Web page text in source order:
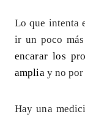
Lo que intenta
ir un poco
encarar los
amplia y no
Hay una